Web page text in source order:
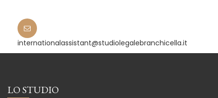
internationalassistant@studiolegalebranchicella.it
LO STUDIO